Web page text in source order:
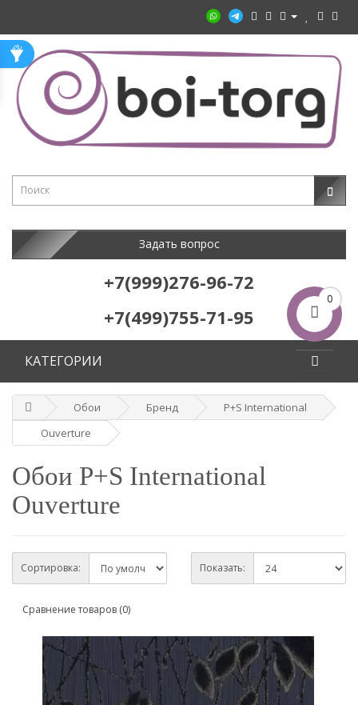
0
Задать вопрос
+7(999)276-96-72
+7(499)755-71-95
КАТЕГОРИИ
Обои Бренд
P+S International
Ouverture
Обои P+S International
Ouverture
Сортировка: Показать:
Сравнение товаров (0)